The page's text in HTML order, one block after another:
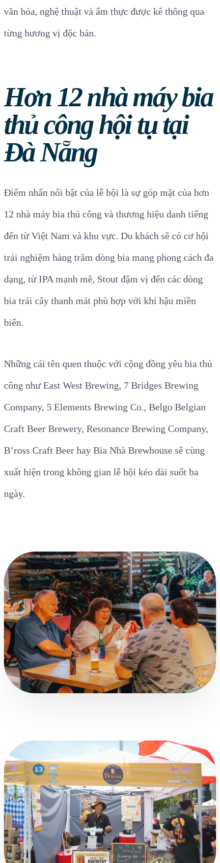
văn hóa, nghệ thuật và ẩm thực được kể thông qua
từng hương vị độc bản.
Hơn 12 nhà máy bia
thủ công hội tụ tại
Đà Nẵng
Điểm nhấn nổi bật của lễ hội là sự góp mặt của hơn
12 nhà máy bia thủ công và thương hiệu danh tiếng
đến từ Việt Nam và khu vực. Du khách sẽ có cơ hội
trải nghiệm hàng trăm dòng bia mang phong cách đa
dạng, từ IPA mạnh mẽ, Stout đậm vị đến các dòng
bia trái cây thanh mát phù hợp với khí hậu miền
biển.
Những cái tên quen thuộc với cộng đồng yêu bia thủ
công như East West Brewing, 7 Bridges Brewing
Company, 5 Elements Brewing Co., Belgo Belgian
Craft Beer Brewery, Resonance Brewing Company,
B’ross Craft Beer hay Bia Nhà Brewhouse sẽ cùng
xuất hiện trong không gian lễ hội kéo dài suốt ba
ngày.